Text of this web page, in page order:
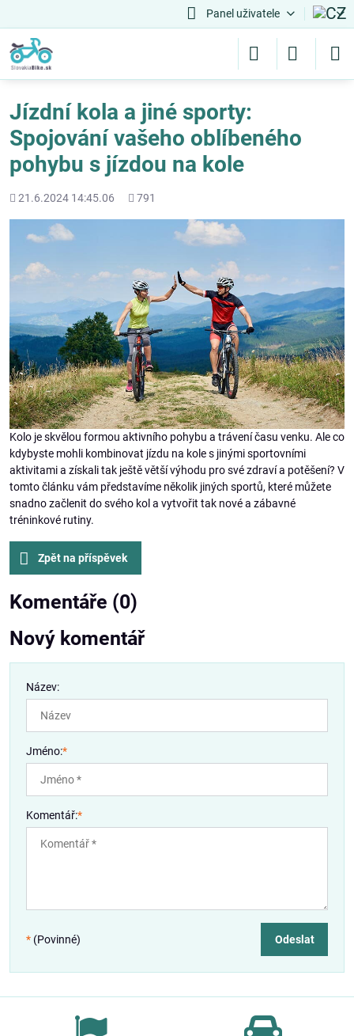
Panel uživatele
Jízdní kola a jiné sporty:
Spojování vašeho oblíbeného
pohybu s jízdou na kole
Přidáno
21.6.2024 14:45.06
Počet
791
Kolo je skvělou formou aktivního pohybu a trávení času venku. Ale co
kdybyste mohli kombinovat jízdu na kole s jinými sportovními
aktivitami a získali tak ještě větší výhodu pro své zdraví a potěšení? V
tomto článku vám představíme několik jiných sportů, které můžete
snadno začlenit do svého kol a vytvořit tak nové a zábavné
tréninkové rutiny.
Zpět na příspěvek
Komentáře (0)
Nový komentář
Název:
Jméno:*
Komentář:*
* (Povinné) Odeslat